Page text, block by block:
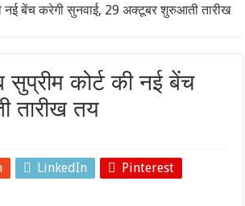
नई बेंच करेगी सुनवाई, 29 अक्टूबर शुरुआती तारीख
सुप्रीम कोर्ट की नई बेंच
तारीख तय
LinkedIn Pinterest